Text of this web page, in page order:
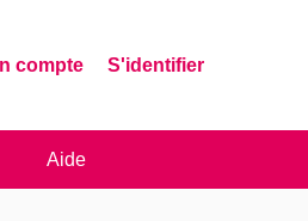
compte S'identifier
Aide